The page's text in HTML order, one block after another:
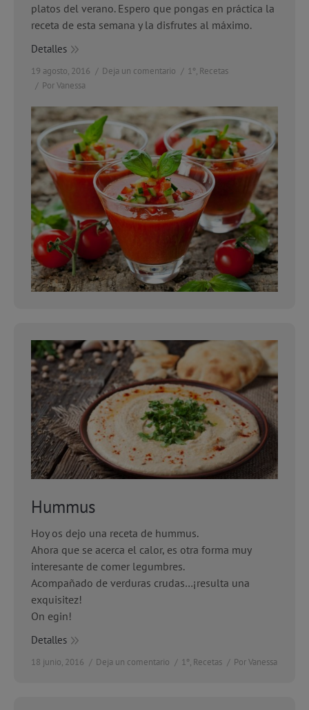
platos del verano. Espero que pongas en práctica la
receta de esta semana y la disfrutes al máximo.
Detalles
19 agosto, 2016 Deja un comentario 1º, Recetas
PorVanessa
Hummus
Hoy os dejo una receta de hummus.
Ahora que se acerca el calor, es otra forma muy
interesante de comer legumbres.
Acompañado de verduras crudas…¡resulta una
exquisitez!
On egin!
Detalles
18 junio, 2016 Deja un comentario 1º, Recetas PorVanessa